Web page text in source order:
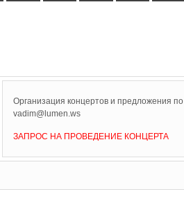
Организация концертов и предложения
vadim@lumen.ws
ЗАПРОС НА ПРОВЕДЕНИЕ КОНЦЕРТА